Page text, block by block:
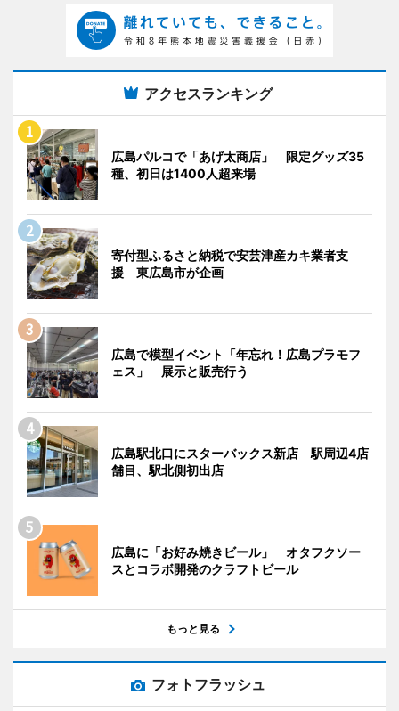
アクセスランキング
広島パルコで「あげ太商店」 限定グッズ35
種、初日は1400人超来場
寄付型ふるさと納税で安芸津産カキ業者支
援 東広島市が企画
広島で模型イベント「年忘れ！広島プラモフ
ェス」 展示と販売行う
広島駅北口にスターバックス新店 駅周辺4店
舗目、駅北側初出店
広島に「お好み焼きビール」 オタフクソー
スとコラボ開発のクラフトビール
もっと見る
フォトフラッシュ